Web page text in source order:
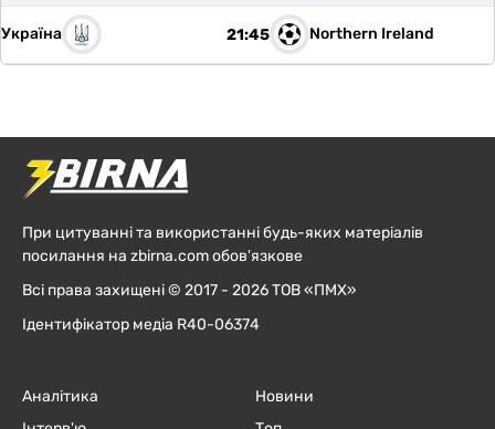
Україна 21:45 Northern Ireland
При цитуванні та використанні будь-яких матеріалів
посилання на zbirna.com обов'язкове
Всі права захищені © 2017 - 2026 ТОВ «ПМХ»
Ідентифікатор медіа R40-06374
Аналітика
Новини